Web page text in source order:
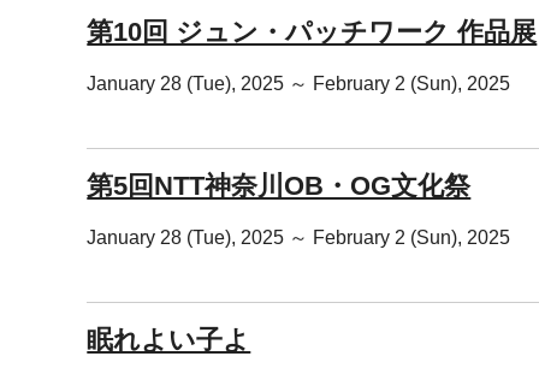
第10回 ジュン・パッチワーク 作品展
January 28 (Tue), 2025 ～ February 2 (Sun), 2025
第5回NTT神奈川OB・OG文化祭
January 28 (Tue), 2025 ～ February 2 (Sun), 2025
眠れよい子よ